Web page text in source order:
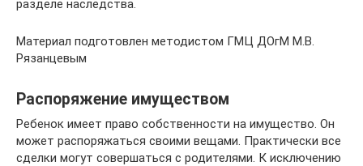
разделе наследства.
Материал подготовлен методистом ГМЦ ДОгМ М.В.
Рязанцевым
Распоряжение имуществом
Ребенок имеет право собственности на имущество. Он
может распоряжаться своими вещами. Практически все
сделки могут совершаться с родителями. К исключению